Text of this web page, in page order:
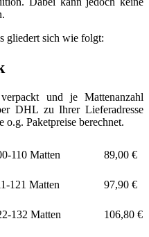
gliedert sich wie folgt:
und je Mattenanzahl
DHL zu Ihrer Lieferadresse
o.g. Paketpreise berechnet.
110 Matten 89,00 €
121 Matten 97,90 €
132 Matten 106,80 €